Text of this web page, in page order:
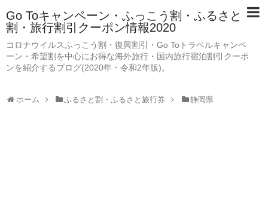
Go Toキャンペーン・ふっこう割・ふるさと
割・旅行割引クーポン情報2020
コロナウイルスふっこう割・復興割引・Go Toトラベルキャンペ
ーン・希望割を中心にお得な海外旅行・国内旅行宿泊割引クーポ
ンを紹介するブログ(2020年・令和2年版)。
ホーム ふるさと割・ふるさと旅行券 静岡県